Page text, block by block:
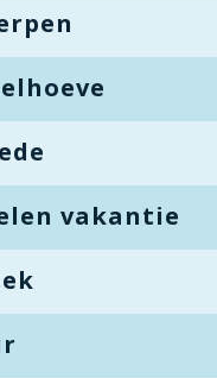
vakantie